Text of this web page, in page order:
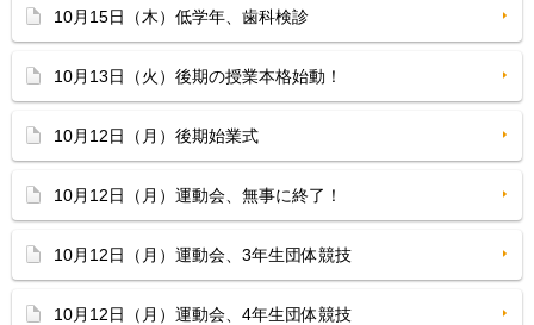
10月15日（木）低学年、歯科検診
10月13日（火）後期の授業本格始動！
10月12日（月）後期始業式
10月12日（月）運動会、無事に終了！
10月12日（月）運動会、3年生団体競技
10月12日（月）運動会、4年生団体競技